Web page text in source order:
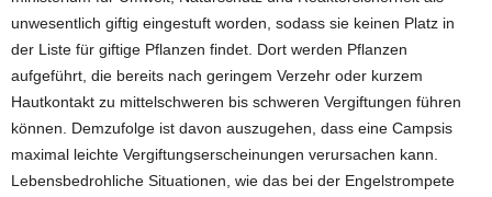
unwesentlich giftig eingestuft worden, sodass sie keinen Platz in
der Liste für giftige Pflanzen findet. Dort werden Pflanzen
aufgeführt, die bereits nach geringem Verzehr oder kurzem
Hautkontakt zu mittelschweren bis schweren Vergiftungen führen
können. Demzufolge ist davon auszugehen, dass eine Campsis
maximal leichte Vergiftungserscheinungen verursachen kann.
Lebensbedrohliche Situationen, wie das bei der Engelstrompete